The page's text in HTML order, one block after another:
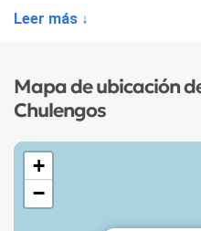
Leer más ↓
Mapa de ubicación
Chulengos
+
−